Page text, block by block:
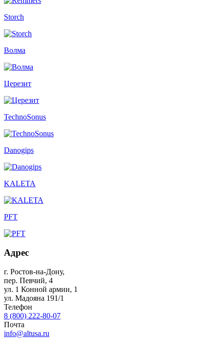
Storch
Волма
Церезит
TechnoSonus
Danogips
KALETA
PFT
Адрес
г. Ростов-на-Дону,
пер. Певчий, 4
ул. 1 Конной армии, 1
ул. Мадояна 191/1
Телефон
8 (800) 222-80-07
Почта
info@altusa.ru